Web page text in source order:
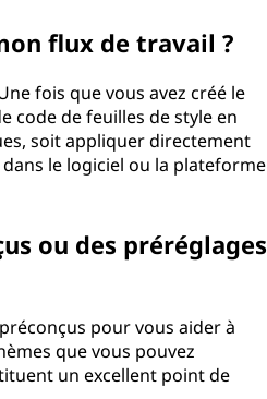
flux de travail ?
fois que vous avez créé le
code de feuilles de style en
soit appliquer directement
le logiciel ou la plateforme
ou des préréglages
pour vous aider à
que vous pouvez
un excellent point de